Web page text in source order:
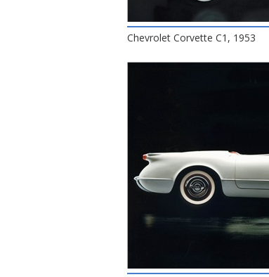
Chevrolet Corvette C1, 1953